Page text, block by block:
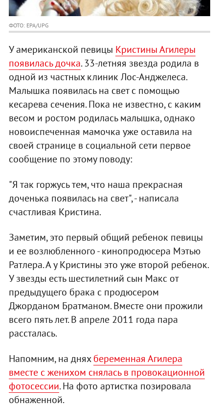
ФОТО: EPA/UPG
У американской певицы Кристины Агилеры
появилась дочка. 33-летняя звезда родила в
одной из частных клиник Лос-Анджелеса.
Малышка появилась на свет с помощью
кесарева сечения. Пока не известно, с каким
весом и ростом родилась малышка, однако
новоиспеченная мамочка уже оставила на
своей странице в социальной сети первое
сообщение по этому поводу:
"Я так горжусь тем, что наша прекрасная
доченька появилась на свет", - написала
счастливая Кристина.
Заметим, это первый общий ребенок певицы
и ее возлюбленного - кинопродюсера Мэтью
Ратлера. А у Кристины это уже второй ребенок.
У звезды есть шестилетний сын Макс от
предыдущего брака с продюсером
Джорданом Братманом. Вместе они прожили
всего пять лет. В апреле 2011 года пара
рассталась.
Напомним, на дняхбеременная Агилера
вместе с женихом снялась в провокационной
фотосессии. На фото артистка позировала
обнаженной.